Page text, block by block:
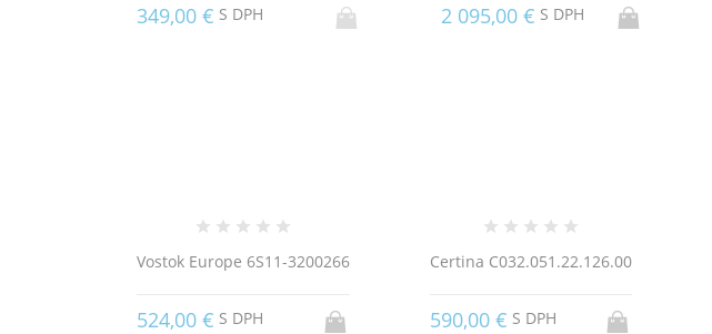
349,00 € S DPH 2 095,00 € S DPH
Vostok Europe 6S11-3200266
524,00 € S DPH
Certina C032.051.22.126.00
590,00 € S DPH